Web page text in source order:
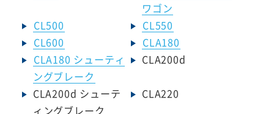
ワゴン
CL500
CL550
CL600
CLA180
CLA180 シューティ
ングブレーク
CLA200d
CLA200d シューテ
ィングブレーク
CLA220